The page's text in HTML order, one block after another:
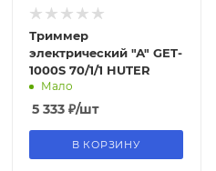
Триммер
электрический "А" GET-
1000S 70/1/1 HUTER
Мало
5 333₽/шт
В КОРЗИНУ